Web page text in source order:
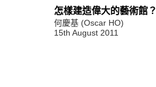
怎樣建造偉大的藝術館？
何慶基 (Oscar HO)
15th August 2011